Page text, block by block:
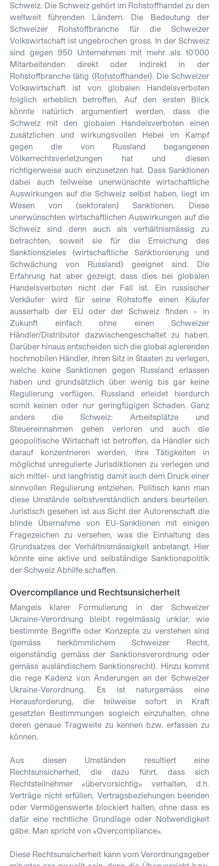
Schweiz. Die Schweiz gehört im Rohstoffhandel zu den
weltweit führenden Ländern. Die Bedeutung der
Schweizer Rohstoffbranche für die Schweizer
Volkswirtschaft ist ungebrochen gross. In der Schweiz
sind gegen 950 Unternehmen mit mehr als 10’000
Mitarbeitenden direkt oder indirekt in der
Rohstoffbranche tätig (Rohstoffhandel). Die Schweizer
Volkswirtschaft ist von globalen Handelsverboten
folglich erheblich betroffen. Auf den ersten Blick
könnte natürlich argumentiert werden, dass die
Schweiz mit den globalen Handelsverboten einen
zusätzlichen und wirkungsvollen Hebel im Kampf
gegen die von Russland begangenen
Völkerrechtsverletzungen hat und diesen
richtigerweise auch einzusetzen hat. Dass Sanktionen
dabei auch teilweise unerwünschte wirtschaftliche
Auswirkungen auf die Schweiz selbst haben, liegt im
Wesen von (sektoralen) Sanktionen. Diese
unerwünschten wirtschaftlichen Auswirkungen auf die
Schweiz sind denn auch als verhältnismässig zu
betrachten, soweit sie für die Erreichung des
Sanktionszieles (wirtschaftliche Sanktionierung und
Schwächung von Russland) geeignet sind. Die
Erfahrung hat aber gezeigt, dass dies bei globalen
Handelsverboten nicht der Fall ist. Ein russischer
Verkäufer wird für seine Rohstoffe einen Käufer
ausserhalb der EU oder der Schweiz finden – in
Zukunft einfach ohne einen Schweizer
Händler/Distributor dazwischengeschaltet zu haben.
Darüber hinaus entscheiden sich die global agierenden
hochmobilen Händler, ihren Sitz in Staaten zu verlegen,
welche keine Sanktionen gegen Russland erlassen
haben und grundsätzlich über wenig bis gar keine
Regulierung verfügen. Russland erleidet hierdurch
somit keinen oder nur geringfügigen Schaden. Ganz
anders die Schweiz: Arbeitsplätze und
Steuereinnahmen gehen verloren und auch die
geopolitische Wirtschaft ist betroffen, da Händler sich
darauf konzentrieren werden, ihre Tätigkeiten in
möglichst unregulierte Jurisdiktionen zu verlegen und
sich mittel- und langfristig damit auch dem Druck einer
sinnvollen Regulierung entziehen. Politisch kann man
diese Umstände selbstverständlich anders beurteilen.
Juristisch gesehen ist aus Sicht der Autorenschaft die
blinde Übernahme von EU-Sanktionen mit einigen
Fragezeichen zu versehen, was die Einhaltung des
Grundsatzes der Verhältnismässigkeit anbelangt. Hier
könnte eine aktive und selbständige Sanktionspolitik
der Schweiz Abhilfe schaffen.
Overcompliance und Rechtsunsicherheit
Mangels klarer Formulierung in der Schweizer
Ukraine-Verordnung bleibt regelmässig unklar, wie
bestimmte Begriffe oder Konzepte zu verstehen sind
(gemäss herkömmlichem Schweizer Recht,
eigenständig gemäss der Sanktionsverordnung oder
gemäss ausländischem Sanktionsrecht). Hinzu kommt
die rege Kadenz von Änderungen an der Schweizer
Ukraine-Verordnung. Es ist naturgemäss eine
Herausforderung, die teilweise sofort in Kraft
gesetzten Bestimmungen sogleich einzuhalten, ohne
deren genaue Tragweite zu kennen bzw. erfassen zu
können.
Aus diesen Umständen resultiert eine
Rechtsunsicherheit, die dazu führt, dass sich
Rechtsteilnehmer «übervorsichtig» verhalten, d.h.
Verträge nicht erfüllen, Vertragsbeziehungen beenden
oder Vermögenswerte blockiert halten, ohne dass es
dafür eine rechtliche Grundlage oder Notwendigkeit
gäbe. Man spricht von «Overcompliance».
Diese Rechtsunsicherheit kann vom Verordnungsgeber